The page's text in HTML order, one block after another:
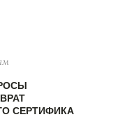
СЕРТИФИКА